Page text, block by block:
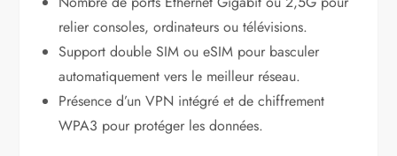
relier consoles, ordinateurs ou télévisions.
Support double SIM ou eSIM pour basculer
automatiquement vers le meilleur réseau.
Présence d’un VPN intégré et de chiffrement
WPA3 pour protéger les données.